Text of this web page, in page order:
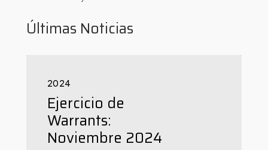
Últimas Noticias
2024
Ejercicio de
Warrants:
Noviembre 2024